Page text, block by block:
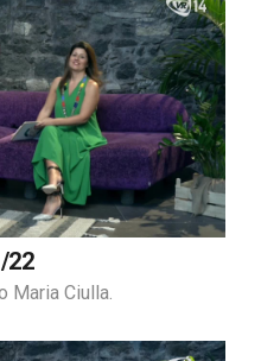
22
Maria Ciulla.